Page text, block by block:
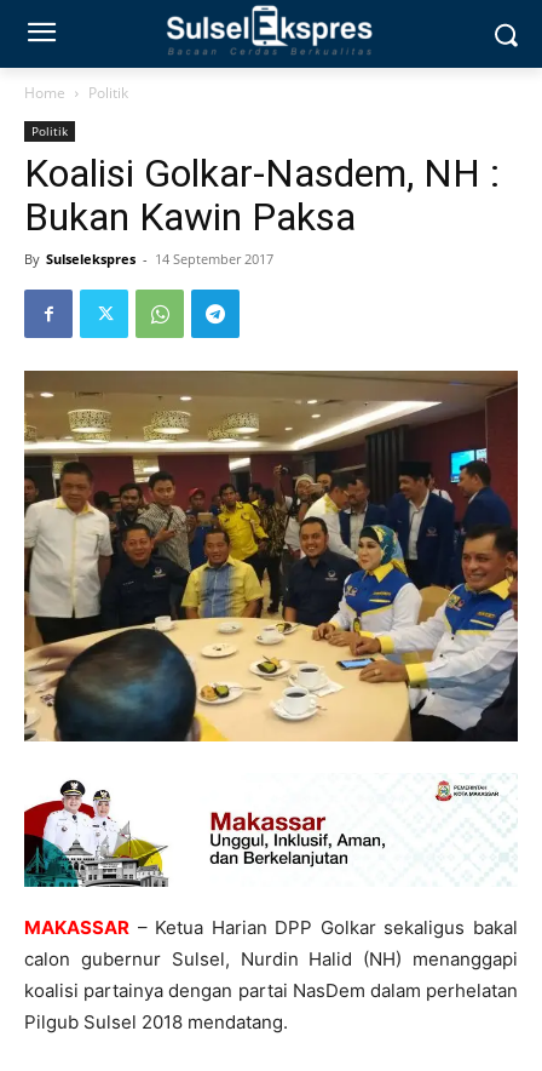
Home Politik
Politik
Koalisi Golkar-Nasdem, NH :
Bukan Kawin Paksa
By Sulselekspres - 14 September 2017
MAKASSAR – Ketua Harian DPP Golkar sekaligus bakal
calon gubernur Sulsel, Nurdin Halid (NH) menanggapi
koalisi partainya dengan partai NasDem dalam perhelatan
Pilgub Sulsel 2018 mendatang.